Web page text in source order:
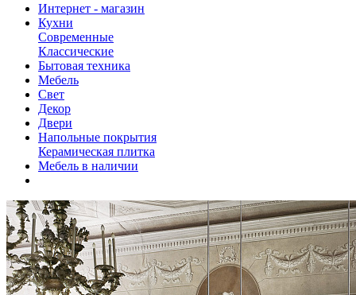
Интернет - магазин
Кухни
Современные
Классические
Бытовая техника
Мебель
Свет
Декор
Двери
Напольные покрытия
Керамическая плитка
Мебель в наличии